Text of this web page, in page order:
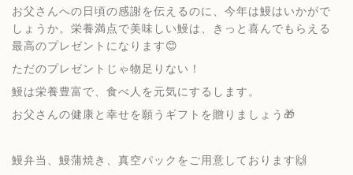
お父さんへの日頃の感謝を伝えるのに、今年は鰻はいかがで
しょうか。栄養満点で美味しい鰻は、きっと喜んでもらえる
最高のプレゼントになります😊
ただのプレゼントじゃ物足りない！
鰻は栄養豊富で、食べ人を元気にするします。
お父さんの健康と幸せを願うギフトを贈りましょう🎁
鰻弁当、鰻蒲焼き、真空パックをご用意しております🙌